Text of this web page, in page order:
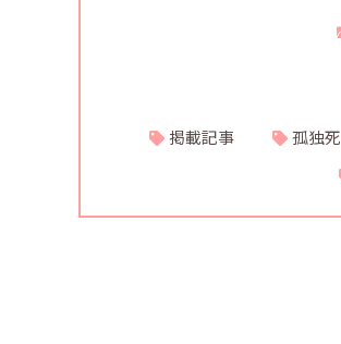
掲載記事 孤独死